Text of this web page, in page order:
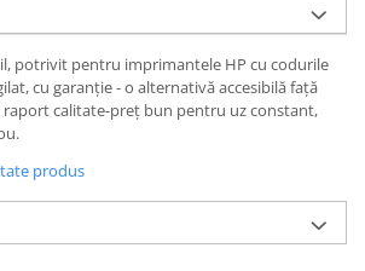
potrivit pentru imprimantele HP cu codurile
cu garanție - o alternativă accesibilă față
raport calitate-preț bun pentru uz constant,
produs